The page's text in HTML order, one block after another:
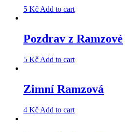
5 Kč Add to cart
Pozdrav z Ramzové
5 Kč Add to cart
Zimní Ramzová
4 Kč Add to cart